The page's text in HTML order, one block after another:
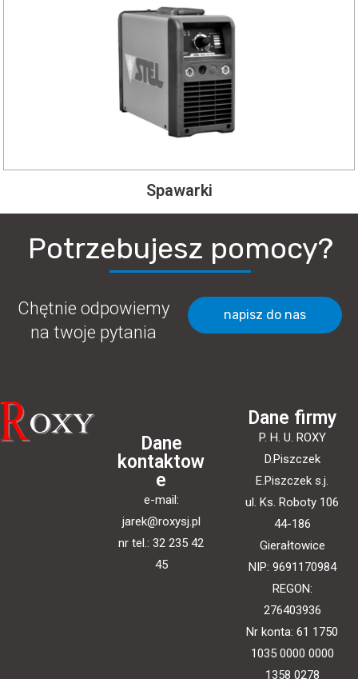
Spawarki
Potrzebujesz pomocy?
Chętnie odpowiemy
na twoje pytania
napisz do nas
Dane
kontaktow
e
e-mail:
jarek@roxysj.pl
nr tel.: 32 235 42
45
Dane firmy
P. H. U. ROXY
D.Piszczek
E.Piszczek s.j.
ul. Ks. Roboty 106
44-186
Gierałtowice
NIP: 9691170984
REGON:
276403936
Nr konta: 61 1750
1035 0000 0000
1358 0278